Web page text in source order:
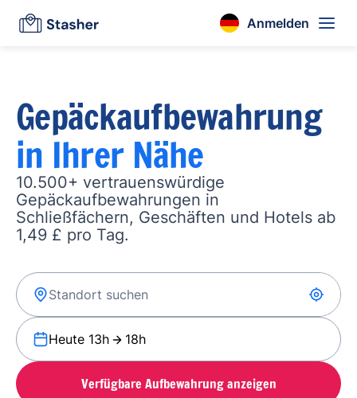
Anmelden
Gepäckaufbewahrung
in Ihrer Nähe
10.500+ vertrauenswürdige
Gepäckaufbewahrungen in
Schließfächern, Geschäften und Hotels ab
1,49 £ pro Tag.
Heute 13h 18h
Verfügbare Aufbewahrung anzeigen